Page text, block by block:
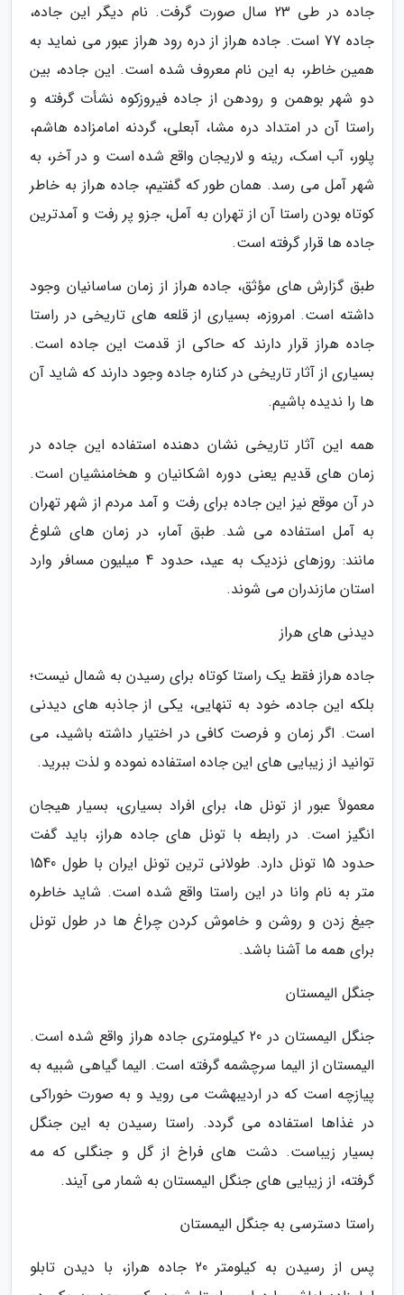
جاده در طی 23 سال صورت گرفت. نام دیگر این جاده،
جاده 77 است. جاده هراز از دره رود هراز عبور می نماید به
همین خاطر، به این نام معروف شده است. این جاده، بین
دو شهر بوهمن و رودهن از جاده فیروزکوه نشأت گرفته و
راستا آن در امتداد دره مشا، آبعلی، گردنه امامزاده هاشم،
پلور، آب اسک، رینه و لاریجان واقع شده است و در آخر، به
شهر آمل می رسد. همان طور که گفتیم، جاده هراز به خاطر
کوتاه بودن راستا آن از تهران به آمل، جزو پر رفت و آمدترین
جاده ها قرار گرفته است.
طبق گزارش های مؤثق، جاده هراز از زمان ساسانیان وجود
داشته است. امروزه، بسیاری از قلعه های تاریخی در راستا
جاده هراز قرار دارند که حاکی از قدمت این جاده است.
بسیاری از آثار تاریخی در کناره جاده وجود دارند که شاید آن
ها را ندیده باشیم.
همه این آثار تاریخی نشان دهنده استفاده این جاده در
زمان های قدیم یعنی دوره اشکانیان و هخامنشیان است.
در آن موقع نیز این جاده برای رفت و آمد مردم از شهر تهران
به آمل استفاده می شد. طبق آمار، در زمان های شلوغ
مانند: روزهای نزدیک به عید، حدود 4 میلیون مسافر وارد
استان مازندران می شوند.
دیدنی های هراز
جاده هراز فقط یک راستا کوتاه برای رسیدن به شمال نیست؛
بلکه این جاده، خود به تنهایی، یکی از جاذبه های دیدنی
است. اگر زمان و فرصت کافی در اختیار داشته باشید، می
توانید از زیبایی های این جاده استفاده نموده و لذت ببرید.
معمولاً عبور از تونل ها، برای افراد بسیاری، بسیار هیجان
انگیز است. در رابطه با تونل های جاده هراز، باید گفت
حدود 15 تونل دارد. طولانی ترین تونل ایران با طول 1540
متر به نام وانا در این راستا واقع شده است. شاید خاطره
جیغ زدن و روشن و خاموش کردن چراغ ها در طول تونل
برای همه ما آشنا باشد.
جنگل الیمستان
جنگل الیمستان در 20 کیلومتری جاده هراز واقع شده است.
الیمستان از الیما سرچشمه گرفته است. الیما گیاهی شبیه به
پیازچه است که در اردیبهشت می روید و به صورت خوراکی
در غذاها استفاده می گردد. راستا رسیدن به این جنگل
بسیار زیباست. دشت های فراخ از گل و جنگلی که مه
گرفته، از زیبایی های جنگل الیمستان به شمار می آیند.
راستا دسترسی به جنگل الیمستان
پس از رسیدن به کیلومتر 20 جاده هراز، با دیدن تابلو